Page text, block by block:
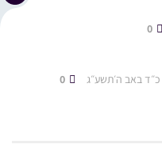
כ״ד באב ה׳תשע״ג